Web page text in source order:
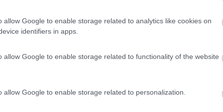
allow Google to enable storage related to analytics like cookies on
identifiers in apps.
allow Google to enable storage related to functionality of the website
allow Google to enable storage related to personalization.
misto auto e camper con colonnina CS. In pross...
- 11km